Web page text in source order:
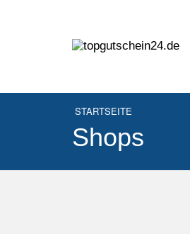
STARTSEITE
Shops